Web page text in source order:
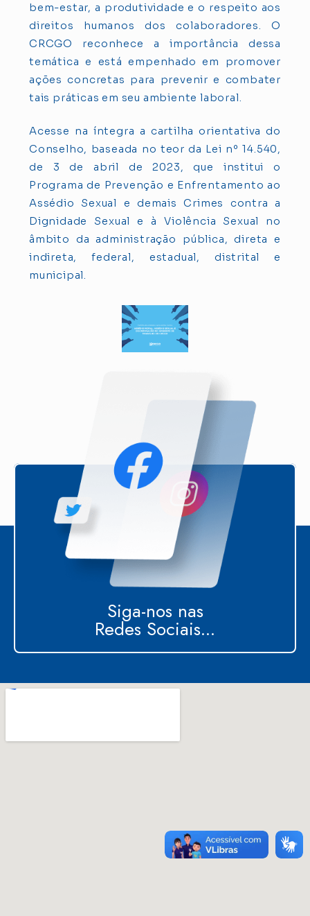
bem-estar, a produtividade e o respeito aos
direitos humanos dos colaboradores. O
CRCGO reconhece a importância dessa
temática e está empenhado em promover
ações concretas para prevenir e combater
tais práticas em seu ambiente laboral.
Acesse na íntegra a cartilha orientativa do
Conselho, baseada no teor da Lei nº 14.540,
de 3 de abril de 2023, que institui o
Programa de Prevenção e Enfrentamento ao
Assédio Sexual e demais Crimes contra a
Dignidade Sexual e à Violência Sexual no
âmbito da administração pública, direta e
indireta, federal, estadual, distrital e
municipal.
Siga-nos nas
Redes Sociais...